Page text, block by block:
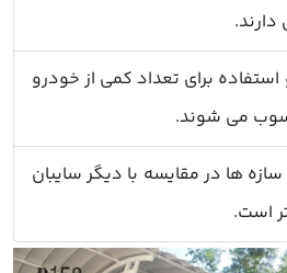
برای تعداد کمی از خودرو
می شوند.
ها در مقایسه با دیگر سایبان
است.